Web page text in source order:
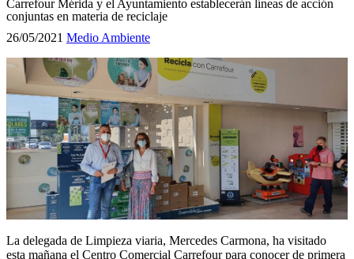
Carrefour Mérida y el Ayuntamiento establecerán líneas de acción
conjuntas en materia de reciclaje
26/05/2021 Medio Ambiente
La delegada de Limpieza viaria, Mercedes Carmona, ha visitado
esta mañana el Centro Comercial Carrefour para conocer de primera